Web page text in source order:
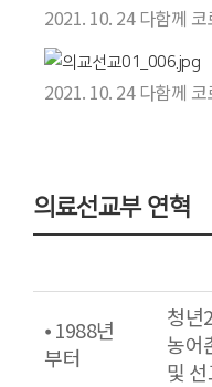
2021. 10. 24 다함께
2021. 10. 24 다함께
의료선교부 연혁
⦁ 1988년
부터
청년
농어
및